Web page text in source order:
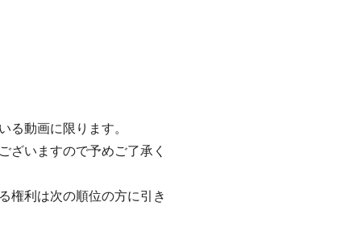
動画に限ります。
ざいますので予めご了承く
権利は次の順位の⽅に引き